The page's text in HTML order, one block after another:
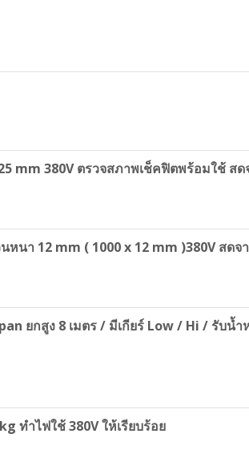
mm 380V ตรวจสภาพเช็คฟิตพร้อมใช้ ส
หนา 12 mm ( 1000 x 12 mm )380V สดจ
ยกสูง 8 เมตร / มีเกียร์ Low / Hi / รับน้
ทำไฟใช้ 380V ให้เรียบร้อย